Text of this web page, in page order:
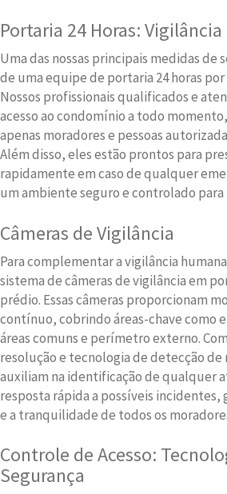
Portaria 24 Horas:
Uma das nossas principais medidas de
de uma equipe de portaria 24 horas por
Nossos profissionais qualificados e
acesso ao condomínio a todo
apenas moradores e pessoas
Além disso, eles estão prontos para
rapidamente em caso de qualquer
um ambiente seguro e controlado para
Câmeras de Vigilância
Para complementar a vigilância
sistema de câmeras de vigilância em
prédio. Essas câmeras proporcionam
contínuo, cobrindo áreas-chave como
áreas comuns e perímetro externo.
resolução e tecnologia de detecção
auxiliam na identificação de qualquer
resposta rápida a possíveis incidentes,
e a tranquilidade de todos os
Controle de Acesso:
Segurança